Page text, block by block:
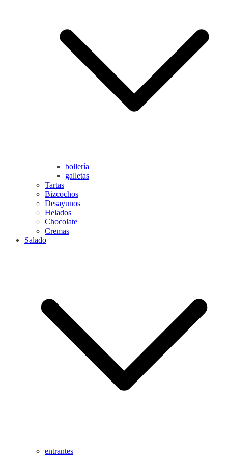
bollería
galletas
Tartas
Bizcochos
Desayunos
Helados
Chocolate
Cremas
Salado
entrantes